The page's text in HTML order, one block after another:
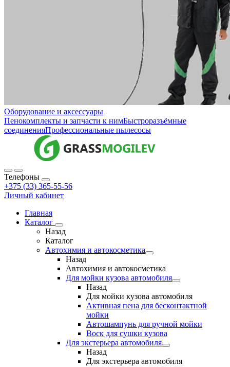
Оборудование и аксессуары
Пенокомплекты и запчасти к нимБыстроразъёмные
соединенияПрофессиональные пылесосы
Телефоны
+375 (33) 365-55-56
Личный кабинет
Главная
Каталог
Назад
Каталог
Автохимия и автокосметика
Назад
Автохимия и автокосметика
Для мойки кузова автомобиля
Назад
Для мойки кузова автомобиля
Активная пена для бесконтактной
мойки
Автошампунь для ручной мойки
Воск для сушки кузова
Для экстерьера автомобиля
Назад
Для экстерьера автомобиля